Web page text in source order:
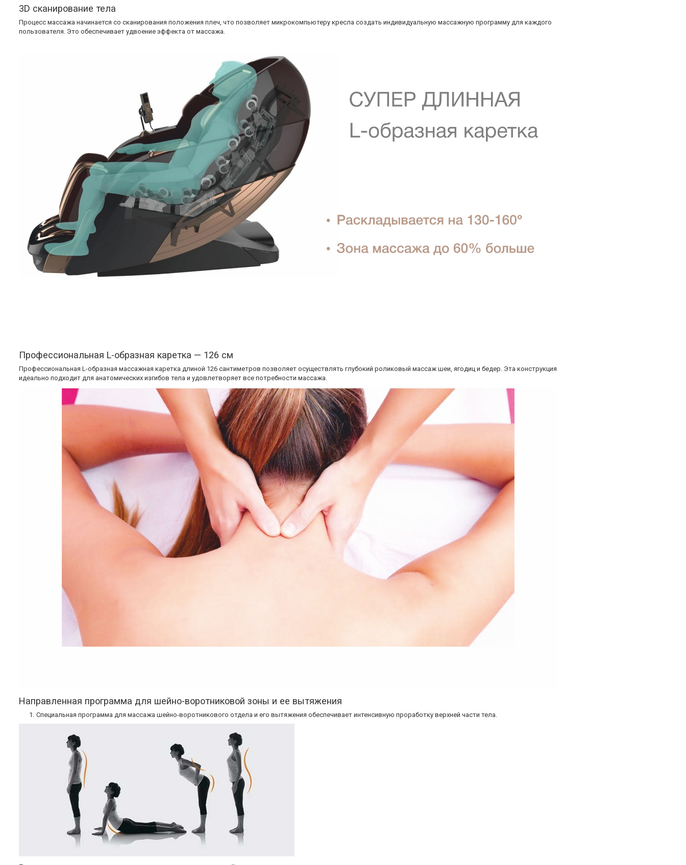
3D сканирование тела
Процесс массажа начинается со сканирования положения плеч, что позволяет микрокомпьютеру кресла создать индивидуальную массажную программу для каждого
пользователя. Это обеспечивает удвоение эффекта от массажа.
Профессиональная L-образная каретка — 126 см
Профессиональная L-образная массажная каретка длиной 126 сантиметров позволяет осуществлять глубокий роликовый массаж шеи, ягодиц и бедер. Эта конструкция
идеально подходит для анатомических изгибов тела и удовлетворяет все потребности массажа.
Направленная программа для шейно-воротниковой зоны и ее вытяжения
Специальная программа для массажа шейно-воротникового отдела и его вытяжения обеспечивает интенсивную проработку верхней части тела.